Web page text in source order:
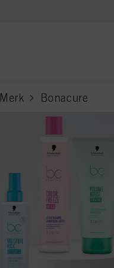
Merk Bonacure
current page